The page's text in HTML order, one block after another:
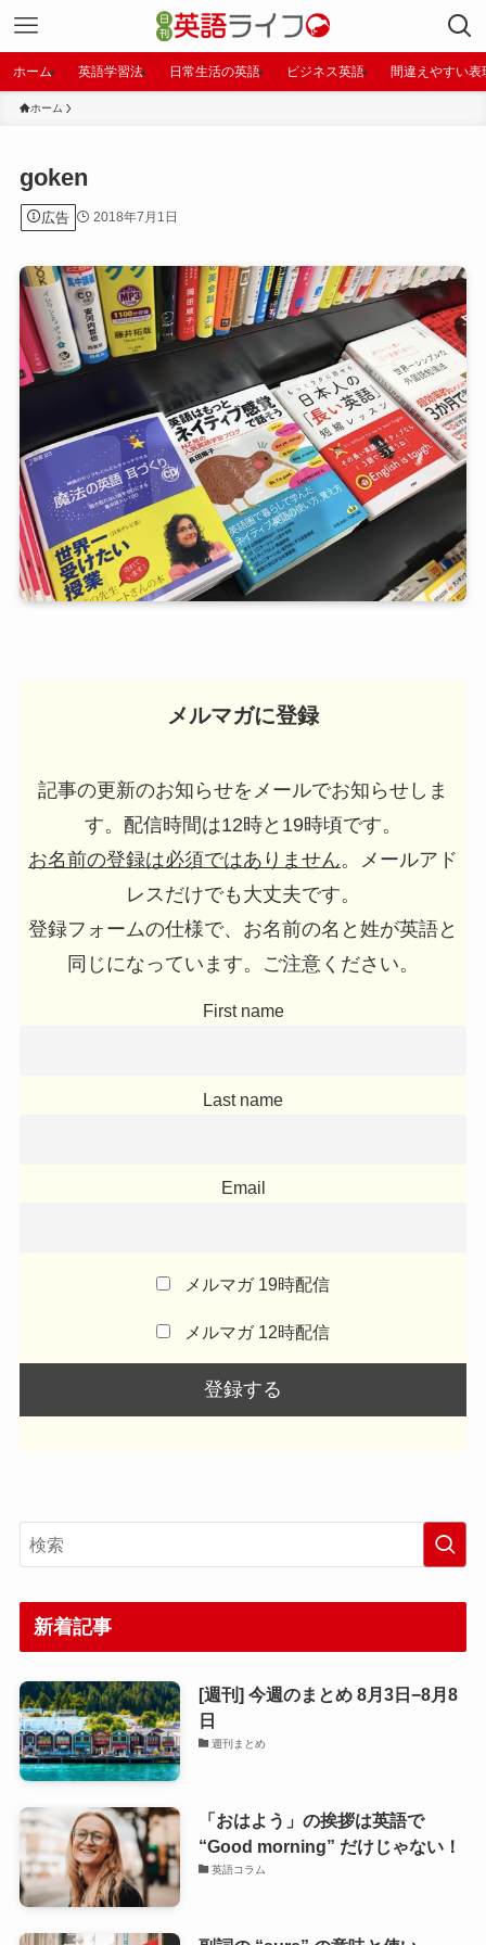
ホーム 英語学習法 日常生活の英語 ビジネス英語 間違えやすい表
ホーム
goken
広告 2018年7月1日
メルマガに登録
記事の更新のお知らせをメールでお知らせしま
す。配信時間は12時と19時頃です。
お名前の登録は必須ではありません。メールアド
レスだけでも大丈夫です。
登録フォームの仕様で、お名前の名と姓が英語と
同じになっています。ご注意ください。
First name
Last name
Email
メルマガ 19時配信
メルマガ 12時配信
新着記事
[週刊] 今週のまとめ 8月3日−8月8
日
週刊まとめ
「おはよう」の挨拶は英語で
“Good morning” だけじゃない！
英語コラム